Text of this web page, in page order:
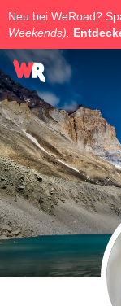
Neu bei WeRoad?
Weekends).